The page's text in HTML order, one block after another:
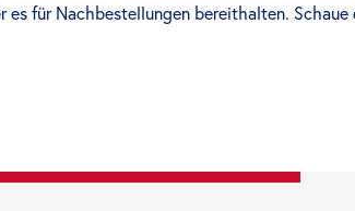
es für Nachbestellungen bereithalten.